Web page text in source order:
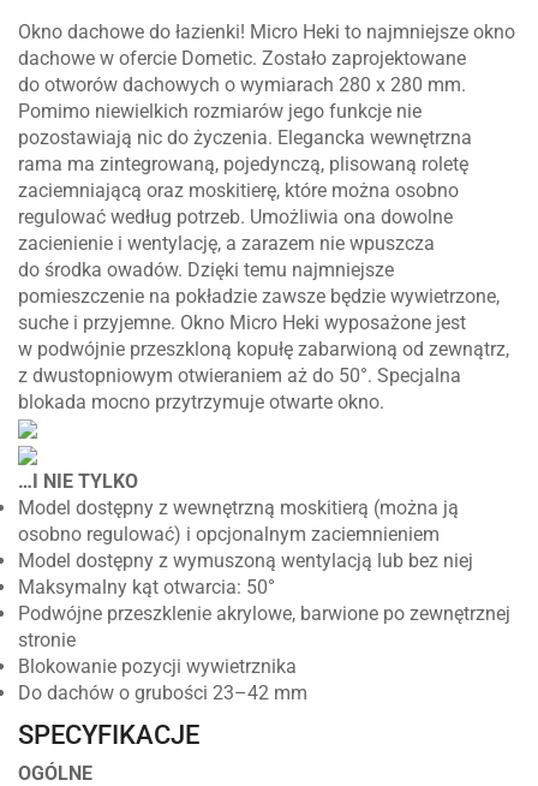
Okno dachowe do łazienki! Micro Heki to najmniejsze okno
dachowe w ofercie Dometic. Zostało zaprojektowane
do otworów dachowych o wymiarach 280 x 280 mm.
Pomimo niewielkich rozmiarów jego funkcje nie
pozostawiają nic do życzenia. Elegancka wewnętrzna
rama ma zintegrowaną, pojedynczą, plisowaną roletę
zaciemniającą oraz moskitierę, które można osobno
regulować według potrzeb. Umożliwia ona dowolne
zacienienie i wentylację, a zarazem nie wpuszcza
do środka owadów. Dzięki temu najmniejsze
pomieszczenie na pokładzie zawsze będzie wywietrzone,
suche i przyjemne. Okno Micro Heki wyposażone jest
w podwójnie przeszkloną kopułę zabarwioną od zewnątrz,
z dwustopniowym otwieraniem aż do 50°. Specjalna
blokada mocno przytrzymuje otwarte okno.
…I NIE TYLKO
Model dostępny z wewnętrzną moskitierą (można ją
osobno regulować) i opcjonalnym zaciemnieniem
Model dostępny z wymuszoną wentylacją lub bez niej
Maksymalny kąt otwarcia: 50°
Podwójne przeszklenie akrylowe, barwione po zewnętrznej
stronie
Blokowanie pozycji wywietrznika
Do dachów o grubości 23–42 mm
SPECYFIKACJE
OGÓLNE